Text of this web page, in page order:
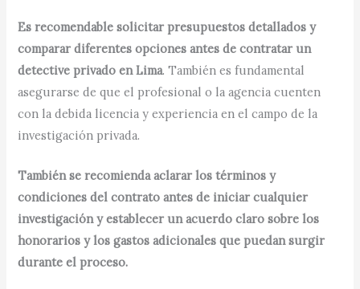
Es recomendable solicitar presupuestos detallados y
comparar diferentes opciones antes de contratar un
detective privado en Lima. También es fundamental
asegurarse de que el profesional o la agencia cuenten
con la debida licencia y experiencia en el campo de la
investigación privada.
También se recomienda aclarar los términos y
condiciones del contrato antes de iniciar cualquier
investigación y establecer un acuerdo claro sobre los
honorarios y los gastos adicionales que puedan surgir
durante el proceso.